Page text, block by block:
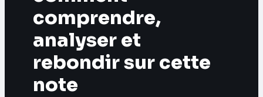
Marketing
comprendre,
analyser et
rebondir sur cette
note